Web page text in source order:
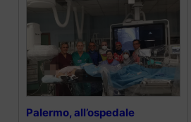
Palermo, all’ospedale